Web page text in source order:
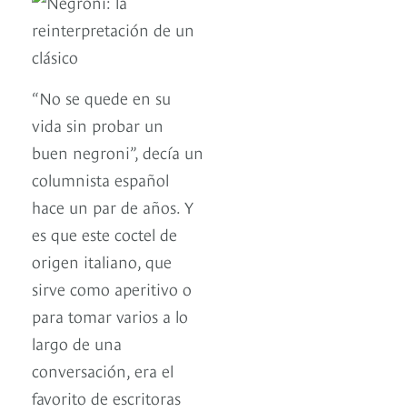
“No se quede en su
vida sin probar un
buen negroni”, decía un
columnista español
hace un par de años. Y
es que este coctel de
origen italiano, que
sirve como aperitivo o
para tomar varios a lo
largo de una
conversación, era el
favorito de escritoras